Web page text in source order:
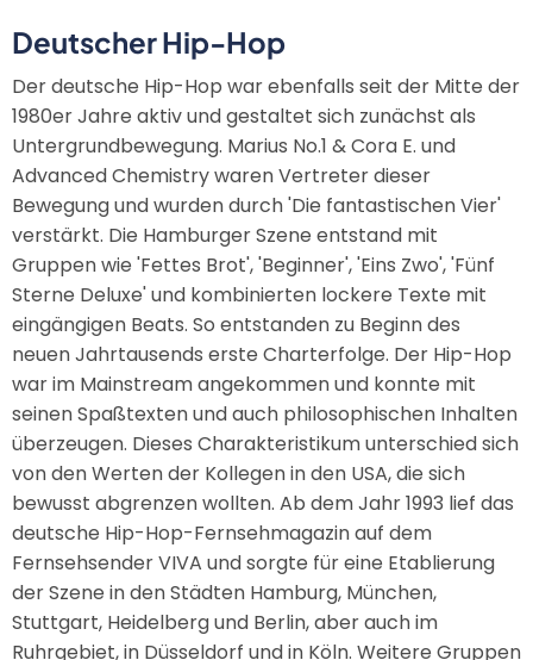
Deutscher Hip-Hop
Der deutsche Hip-Hop war ebenfalls seit der Mitte der
1980er Jahre aktiv und gestaltet sich zunächst als
Untergrundbewegung. Marius No.1 & Cora E. und
Advanced Chemistry waren Vertreter dieser
Bewegung und wurden durch 'Die fantastischen Vier'
verstärkt. Die Hamburger Szene entstand mit
Gruppen wie 'Fettes Brot', 'Beginner', 'Eins Zwo', 'Fünf
Sterne Deluxe' und kombinierten lockere Texte mit
eingängigen Beats. So entstanden zu Beginn des
neuen Jahrtausends erste Charterfolge. Der Hip-Hop
war im Mainstream angekommen und konnte mit
seinen Spaßtexten und auch philosophischen Inhalten
überzeugen. Dieses Charakteristikum unterschied sich
von den Werten der Kollegen in den USA, die sich
bewusst abgrenzen wollten. Ab dem Jahr 1993 lief das
deutsche Hip-Hop-Fernsehmagazin auf dem
Fernsehsender VIVA und sorgte für eine Etablierung
der Szene in den Städten Hamburg, München,
Stuttgart, Heidelberg und Berlin, aber auch im
Ruhrgebiet, in Düsseldorf und in Köln. Weitere Gruppen